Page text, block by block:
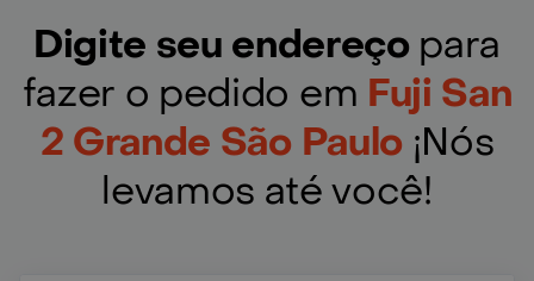
Digite seu endereço para
fazer o pedido em Fuji San
2 Grande São Paulo ¡Nós
levamos até você!